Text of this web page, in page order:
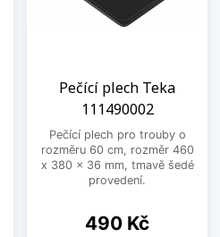
Pečící plech Teka
111490002
Pečící plech pro trouby o
rozměru 60 cm, rozměr 460
x 380 x 36 mm, tmavě šedé
provedení.
Cena
490 Kč